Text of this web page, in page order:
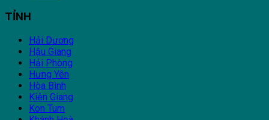
TỈNH
Hải Dương
Hậu Giang
Hải Phòng
Hưng Yên
Hòa Bình
Kiên Giang
Kon Tum